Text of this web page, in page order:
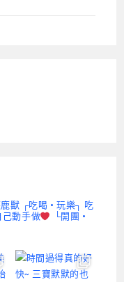
獸 ┌吃喝 • 玩樂┐ 吃
己動手做
└開團 •